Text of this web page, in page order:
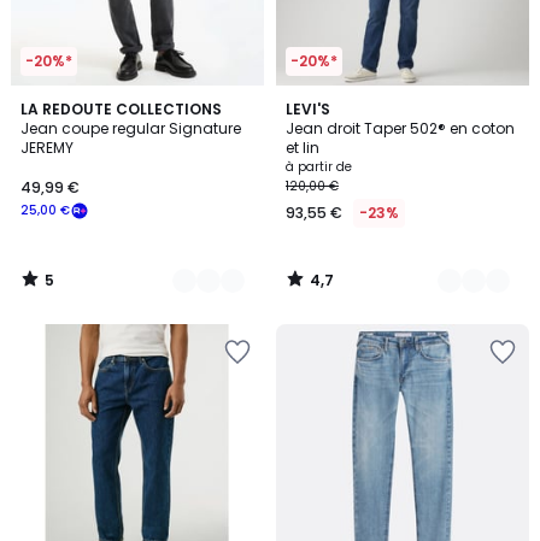
-20%*
LA REDOUTE COLLECTIONS
Jean coupe regular Signature
JEREMY
25,00 €
49,99 €
5
/
5
4
Couleurs
5
/
-20%*
LEVI'S
Jean droit Taper 502® en coton
et lin
à partir de
120,00 €
93,55 € -23%
4,7
/ 5
8
Couleurs
4,7
/